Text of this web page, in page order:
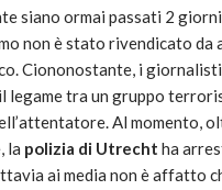
siano ormai passati 2 giorni
non è stato rivendicato da
Ciononostante, i
legame tra un gruppo
Al momento,
la polizia di Utrecht ha
ai media non è affatto